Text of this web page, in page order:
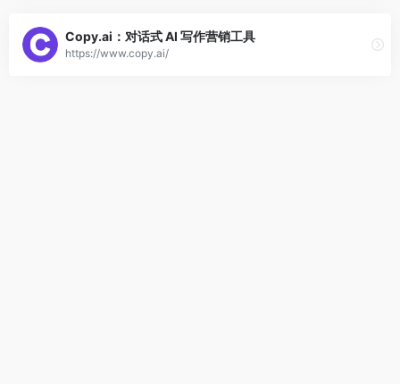
Copy.ai：对话式 AI 写作营销工具
https://www.copy.ai/